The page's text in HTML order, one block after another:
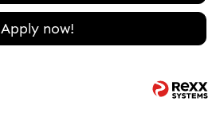
Apply now!